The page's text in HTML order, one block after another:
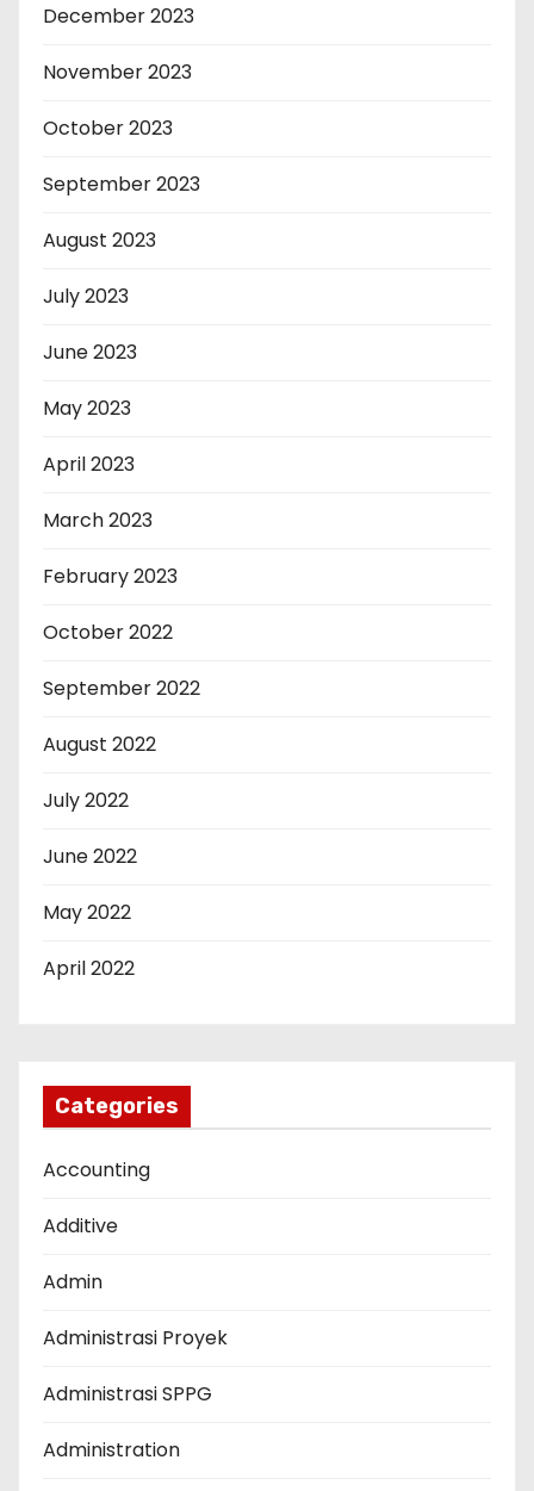
December 2023
November 2023
October 2023
September 2023
August 2023
July 2023
June 2023
May 2023
April 2023
March 2023
February 2023
October 2022
September 2022
August 2022
July 2022
June 2022
May 2022
April 2022
Categories
Accounting
Additive
Admin
Administrasi Proyek
Administrasi SPPG
Administration